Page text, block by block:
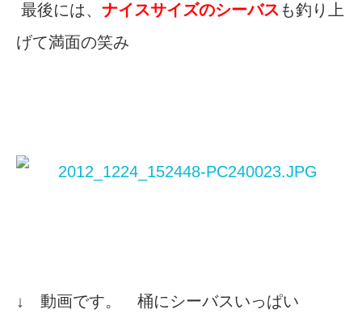
最後には、 ナイスサイズのシーバスも釣り上
げて満面の笑み
↓ 動画です。 桶にシーバスいっぱい